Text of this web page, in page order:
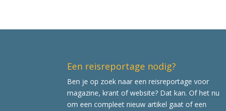
Een reisreportage nodig?
Ben je op zoek naar een reisreportage voor
magazine, krant of website? Dat kan. Of het nu
om een compleet nieuw artikel gaat of een